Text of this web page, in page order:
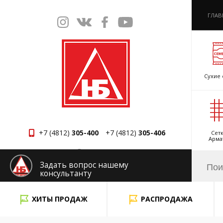
+7 (4812) 305-400 +7 (4812) 305-406
Смоленск
Сухие
Задать вопрос нашему
консультанту
ХИТЫ ПРОДАЖ
РАСПРОДАЖА